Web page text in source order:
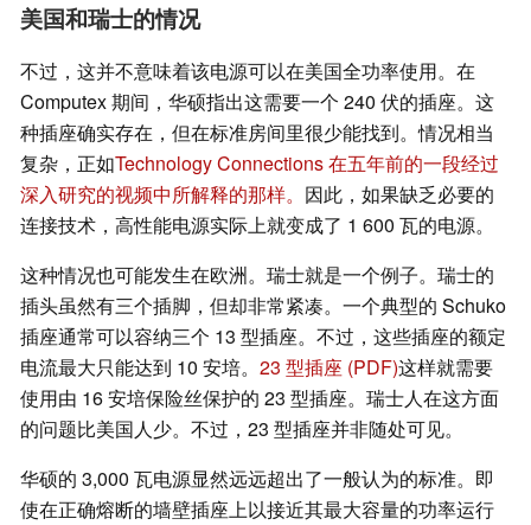
美国和瑞士的情况
不过，这并不意味着该电源可以在美国全功率使用。在
Computex 期间，华硕指出这需要一个 240 伏的插座。这
种插座确实存在，但在标准房间里很少能找到。情况相当
复杂，正如Technology Connections 在五年前的一段经过
深入研究的视频中所解释的那样。 因此，如果缺乏必要的
连接技术，高性能电源实际上就变成了 1 600 瓦的电源。
这种情况也可能发生在欧洲。瑞士就是一个例子。瑞士的
插头虽然有三个插脚，但却非常紧凑。一个典型的 Schuko
插座通常可以容纳三个 13 型插座。不过，这些插座的额定
电流最大只能达到 10 安培。 23 型插座 (PDF)这样就需要
使用由 16 安培保险丝保护的 23 型插座。瑞士人在这方面
的问题比美国人少。不过，23 型插座并非随处可见。
华硕的 3,000 瓦电源显然远远超出了一般认为的标准。即
使在正确熔断的墙壁插座上以接近其最大容量的功率运行